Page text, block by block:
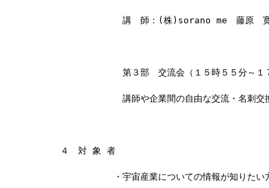
講　師：(株)sorano me　藤原　寛
第３部　交流会（１５時５５分～１７
講師や企業間の自由な交流・名刺交
４　対 象 者
・宇宙産業についての情報が知りたい